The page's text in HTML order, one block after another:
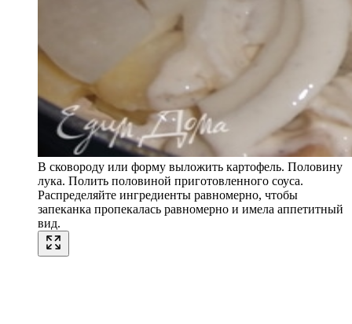
В сковороду или форму выложить картофель. Половину
лука. Полить половиной приготовленного соуса.
Распределяйте ингредиенты равномерно, чтобы
запеканка пропекалась равномерно и имела аппетитный
вид.